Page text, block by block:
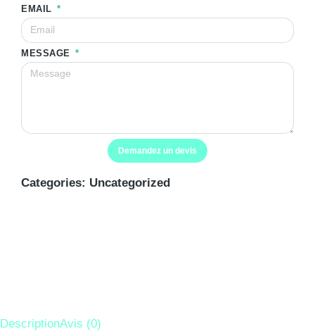
EMAIL
MESSAGE
Demandez un devis
Categories: Uncategorized
DescriptionAvis (0)